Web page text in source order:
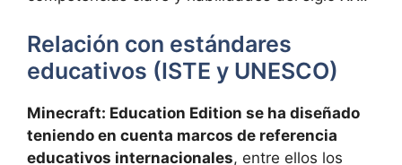
Relación con estándares
educativos (ISTE y UNESCO)
Minecraft: Education Edition se ha diseñado
teniendo en cuenta marcos de referencia
educativos internacionales, entre ellos los